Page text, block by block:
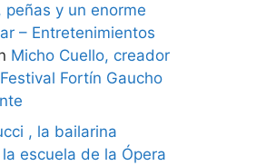
peñas y un enorme
– Entretenimientos
Micho Cuello, creador
Fortín Gaucho
, la bailarina
escuela de la Ópera